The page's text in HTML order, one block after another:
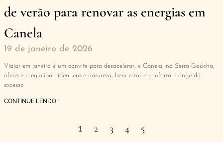
de verão para renovar as energias em
Canela
19 de janeiro de 2026
Viajar em janeiro é um convite para desacelerar, e Canela, na Serra Gaúcha,
oferece o equilíbrio ideal entre natureza, bem-estar e conforto. Longe do
excesso
CONTINUE LENDO +
1 2 3 4 5